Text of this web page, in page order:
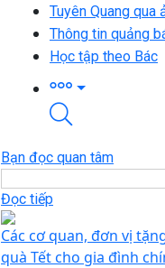
Tuyên Quang qua
Thông tin quảng
Học tập theo Bác
Bạn đọc quan tâm
Đọc tiếp
Các cơ quan, đơn vị
quà Tết cho gia đình